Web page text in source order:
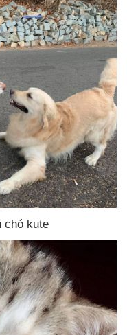
chó kute